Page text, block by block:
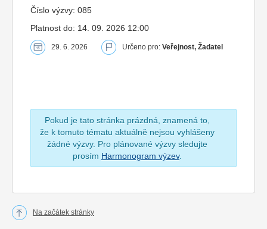
Číslo výzvy: 085
Platnost do: 14. 09. 2026 12:00
29. 6. 2026 Určeno pro: Veřejnost, Žadatel
Pokud je tato stránka prázdná, znamená to,
že k tomuto tématu aktuálně nejsou vyhlášeny
žádné výzvy. Pro plánované výzvy sledujte
prosím Harmonogram výzev.
Na začátek stránky